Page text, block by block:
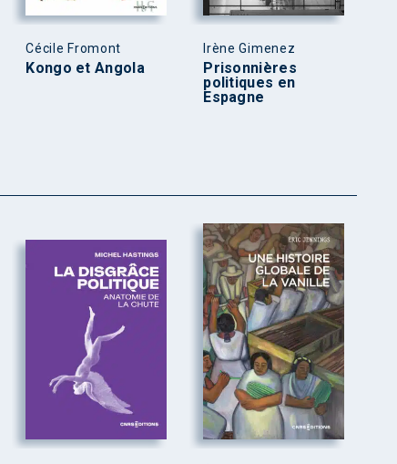
Cécile Fromont
Kongo et Angola
Irène Gimenez
Prisonnières
politiques en
Espagne